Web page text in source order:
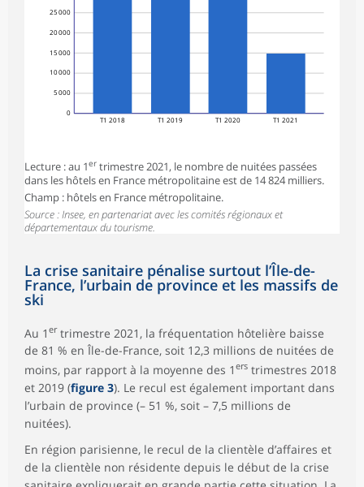
0
5 000
10 000
15 000
20 000
25 000
T1 2018 T1 2019 T1 2020 T1 2021
Lecture : au 1er trimestre 2021, le nombre de nuitées passées
dans les hôtels en France métropolitaine est de 14 824 milliers.
Champ : hôtels en France métropolitaine.
Source : Insee, en partenariat avec les comités régionaux et
départementaux du tourisme.
La crise sanitaire pénalise surtout l’Île-de-
France, l’urbain de province et les massifs de
ski
Au 1 ertrimestre 2021, la fréquentation hôtelière baisse
de 81 % en Île-de-France, soit 12,3 millions de nuitées de
moins, par rapport à la moyenne des 1 ers trimestres 2018
et 2019 (figure 3). Le recul est également important dans
l’urbain de province (– 51 %, soit – 7,5 millions de
nuitées).
En région parisienne, le recul de la clientèle d’affaires et
de la clientèle non résidente depuis le début de la crise